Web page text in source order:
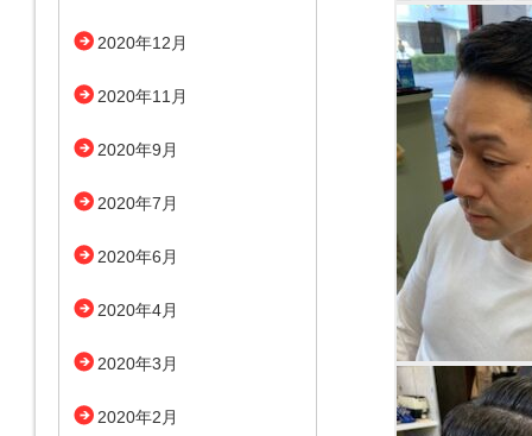
2020年12月
2020年11月
2020年9月
2020年7月
2020年6月
2020年4月
2020年3月
2020年2月